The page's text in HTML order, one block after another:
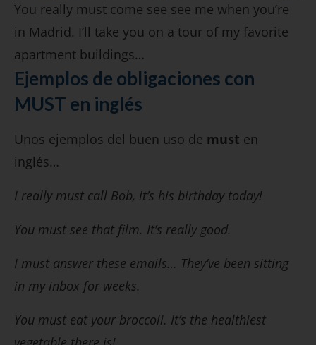
You really must come see see me when you’re
in Madrid. I’ll take you on a tour of my favorite
apartment buildings…
Ejemplos de obligaciones con
MUST en inglés
Unos ejemplos del buen uso de must en
inglés…
I really must call Bob, it’s his birthday today!
You must see that film. It’s really good.
I must answer these emails… They’ve been sitting
in my inbox for weeks.
You must eat your broccoli. It’s the healthiest